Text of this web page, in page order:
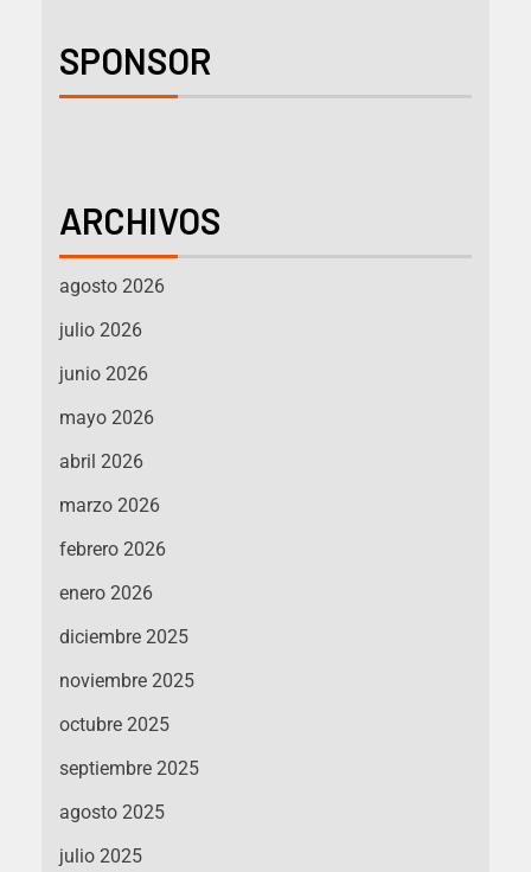
SPONSOR
ARCHIVOS
agosto 2026
julio 2026
junio 2026
mayo 2026
abril 2026
marzo 2026
febrero 2026
enero 2026
diciembre 2025
noviembre 2025
octubre 2025
septiembre 2025
agosto 2025
julio 2025